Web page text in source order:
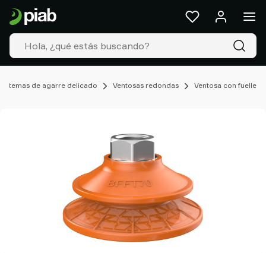
de agarre delicado Ventosas redondas Ventosa con fuelle
Productos
&
Soluciones
Industrias
Nuestras
Recursos